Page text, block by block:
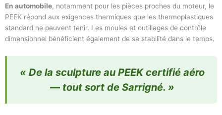
En automobile, notamment pour les pièces proches du moteur, le
PEEK répond aux exigences thermiques que les thermoplastiques
standard ne peuvent tenir. Les moules et outillages de contrôle
dimensionnel bénéficient également de sa stabilité dans le temps.
« De la sculpture au PEEK certifié aéro
— tout sort de Sarrigné. »